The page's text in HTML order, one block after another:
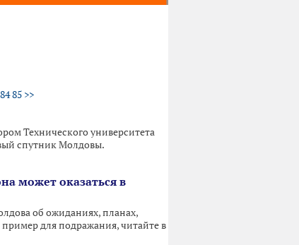
8485 >>
Технического университета
спутник Молдовы.
может оказаться в
об ожиданиях, планах,
для подражания, читайте в